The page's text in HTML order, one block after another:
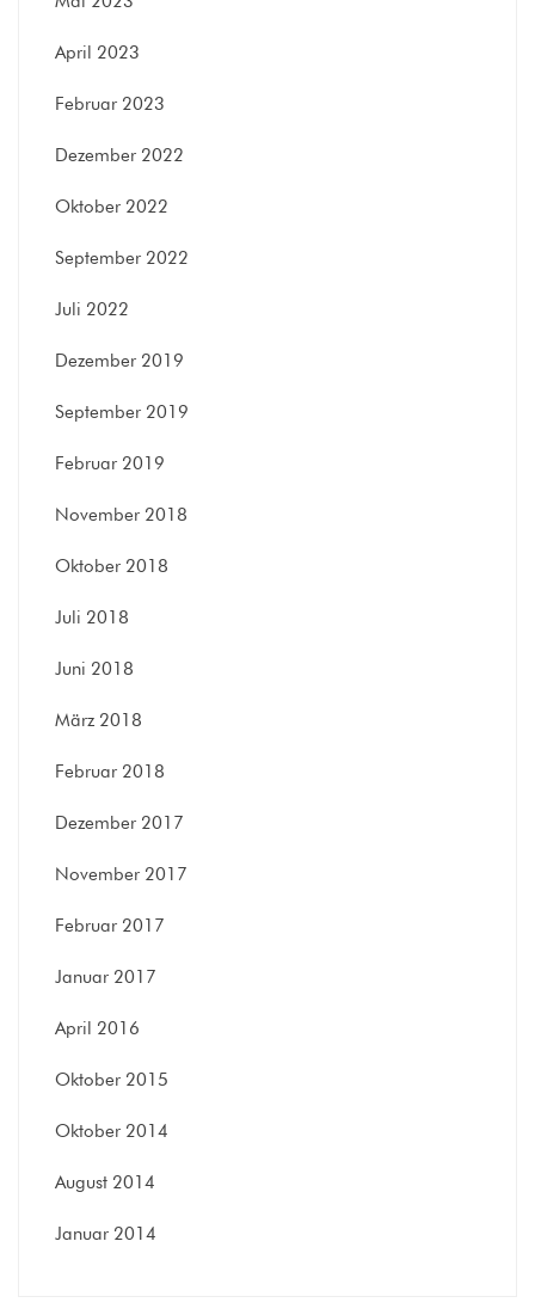
April 2023
Februar 2023
Dezember 2022
Oktober 2022
September 2022
Juli 2022
Dezember 2019
September 2019
Februar 2019
November 2018
Oktober 2018
Juli 2018
Juni 2018
März 2018
Februar 2018
Dezember 2017
November 2017
Februar 2017
Januar 2017
April 2016
Oktober 2015
Oktober 2014
August 2014
Januar 2014